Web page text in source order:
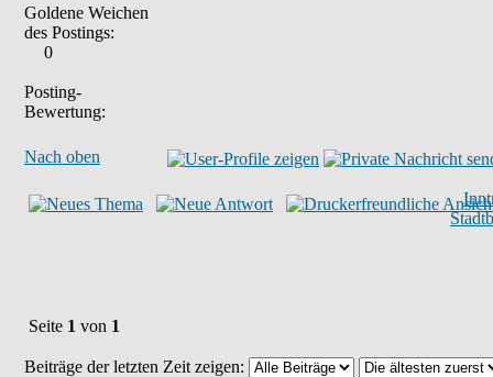
Goldene Weichen
des Postings:
0
Posting-
Bewertung:
Nach oben
Seite 1 von 1
Beiträge der letzten Zeit zeigen: